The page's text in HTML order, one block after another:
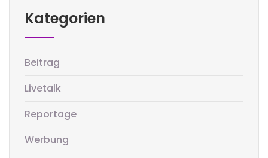
Kategorien
Beitrag
Livetalk
Reportage
Werbung